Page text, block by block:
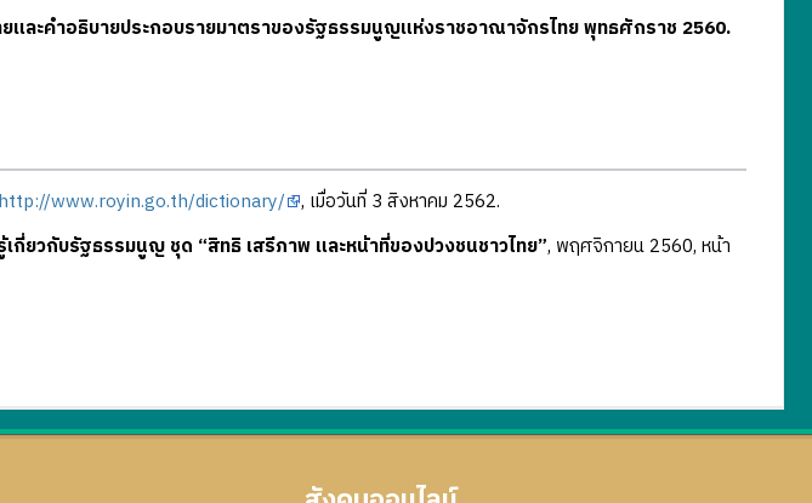
และคำอธิบายประกอบรายมาตราของรัฐธรรมนูญแห่งราชอาณาจักรไทย พุทธศักราช 2560.
http://www.royin.go.th/dictionary/ , เมื่อวันที่ 3 สิงหาคม 2562.
เกี่ยวกับรัฐธรรมนูญ ชุด “สิทธิ เสรีภาพ และหน้าที่ของปวงชนชาวไทย”, พฤศจิกายน 2560, หน้า